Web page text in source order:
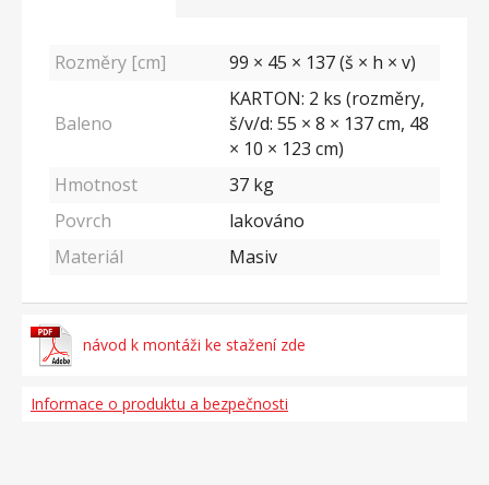
Rozměry [cm] 99 × 45 × 137 (š × h × v)
Baleno
KARTON: 2 ks (rozměry,
š/v/d: 55 × 8 × 137 cm, 48
× 10 × 123 cm)
Hmotnost
37 kg
Povrch
lakováno
Materiál
Masiv
návod k montáži ke stažení zde
Informace o produktu a bezpečnosti